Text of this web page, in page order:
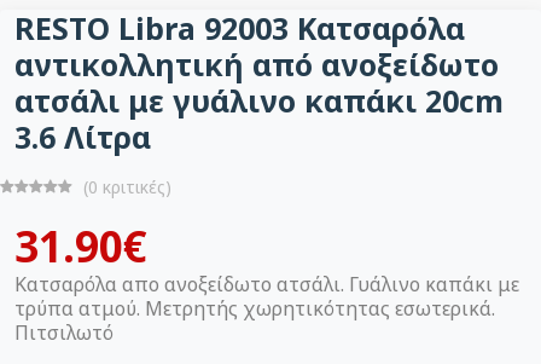
RESTO Libra 92003 Kατσαρόλα
αντικολλητική από ανοξείδωτο
ατσάλι με γυάλινο καπάκι 20cm
3.6 Λίτρα
(0 κριτικές)
31.90€
Κατσαρόλα απο ανοξείδωτο ατσάλι. Γυάλινο καπάκι με
τρύπα ατμού. Μετρητής χωρητικότητας εσωτερικά.
Πιτσιλωτό